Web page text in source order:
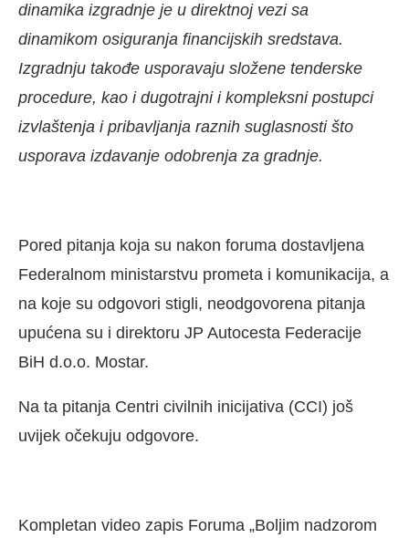
dinamika izgradnje je u direktnoj vezi sa
dinamikom osiguranja financijskih sredstava.
Izgradnju takođe usporavaju složene tenderske
procedure, kao i dugotrajni i kompleksni postupci
izvlaštenja i pribavljanja raznih suglasnosti što
usporava izdavanje odobrenja za gradnje.
Pored pitanja koja su nakon foruma dostavljena
Federalnom ministarstvu prometa i komunikacija, a
na koje su odgovori stigli, neodgovorena pitanja
upućena su i direktoru JP Autocesta Federacije
BiH d.o.o. Mostar.
Na ta pitanja Centri civilnih inicijativa (CCI) još
uvijek očekuju odgovore.
Kompletan video zapis Foruma „Boljim nadzorom